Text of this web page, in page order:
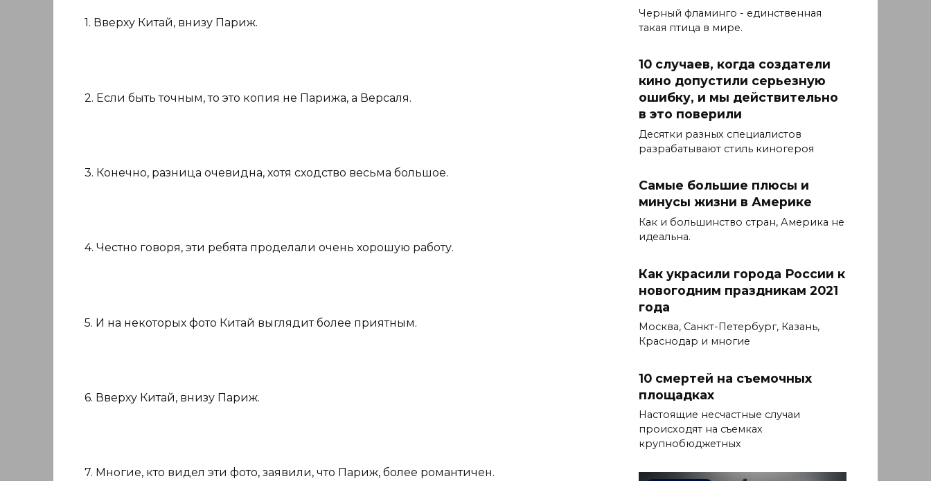
1. Вверху Китай, внизу Париж.
2. Если быть точным, то это копия не Парижа, а Версаля.
3. Конечно, разница очевидна, хотя сходство весьма большое.
4. Честно говоря, эти ребята проделали очень хорошую работу.
5. И на некоторых фото Китай выглядит более приятным.
6. Вверху Китай, внизу Париж.
7. Многие, кто видел эти фото, заявили, что Париж, более романтичен.
Черный фламинго - единственная
такая птица в мире.
10 случаев, когда создатели
кино допустили серьезную
ошибку, и мы действительно
в это поверили
Десятки разных специалистов
разрабатывают стиль киногероя
Самые большие плюсы и
минусы жизни в Америке
Как и большинство стран, Америка не
идеальна.
Как украсили города России к
новогодним праздникам 2021
года
Москва, Санкт-Петербург, Казань,
Краснодар и многие
10 смертей на съемочных
площадках
Настоящие несчастные случаи
происходят на съемках
крупнобюджетных